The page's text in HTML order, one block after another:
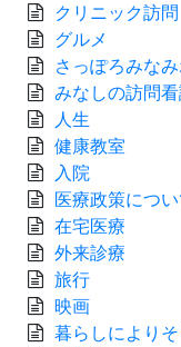
クリニック訪問
グルメ
さっぽろみな
みなしの訪問
人生
健康教室
入院
医療政策につい
在宅医療
外来診療
旅行
映画
暮らしにより